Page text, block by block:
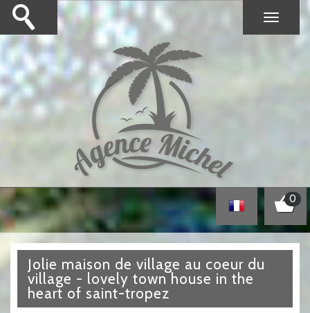
0
jolie maison de village au coeur du
village - lovely town house in the
heart of saint-tropez